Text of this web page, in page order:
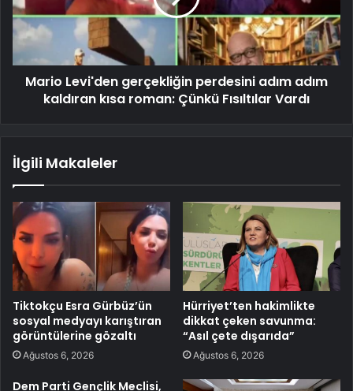
Mario Levi'den gerçekliğin perdesini adım adım
kaldıran kısa roman: Çünkü Fısıltılar Vardı
İlgili Makaleler
Tiktokçu Esra Gürbüz’ün
sosyal medyayı karıştıran
görüntülerine gözaltı
Ağustos 6, 2026
Hürriyet’ten hakimlikte
dikkat çeken savunma:
“Asıl çete dışarıda”
Ağustos 6, 2026
Dem Parti Gençlik Meclisi,